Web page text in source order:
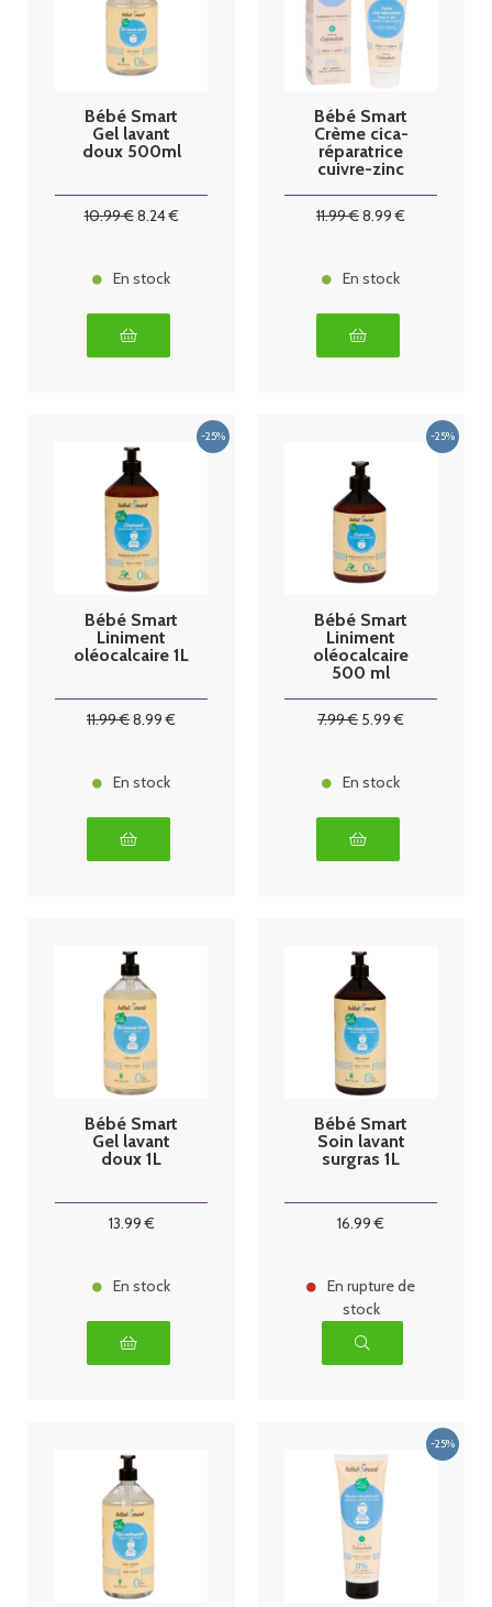
Bébé Smart
Gel lavant
doux 500ml
10.99€8.24€
En stock
Bébé Smart
Crème cica-
réparatrice
cuivre-zinc
11.99€8.99 €
En stock
Bébé Smart
Liniment
oléocalcaire 1L
11.99€8.99 €
En stock
Bébé Smart
Liniment
oléocalcaire
500 ml
7.99€ 5.99 €
En stock
Bébé Smart
Gel lavant
doux 1L
13.99€
En stock
Bébé Smart
Soin lavant
surgras 1L
16.99 €
En rupture de
stock